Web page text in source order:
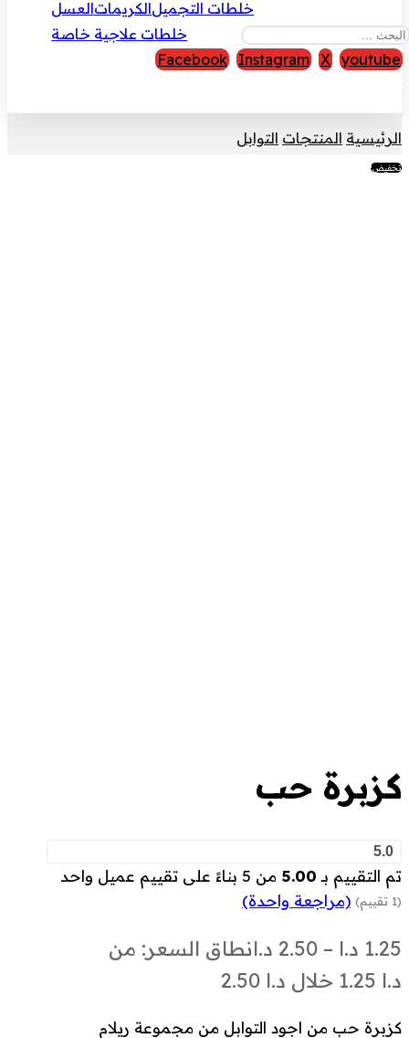
العسلالكريماتخلطات التجميل
خلطات علاجية خاصة
Facebook Instagram X youtube
الرئيسية المنتجات التوابل
تخفيض!
كزبرة حب
5.0
تم التقييم بـ 5.00 من 5 بناءً على تقييم عميل واحد
(1 تقييم) (مراجعة واحدة)
1.25 د.ا –
2.50 د.انطاق السعر: من
كزبرة حب من اجود التوابل من مجموعة ريلام